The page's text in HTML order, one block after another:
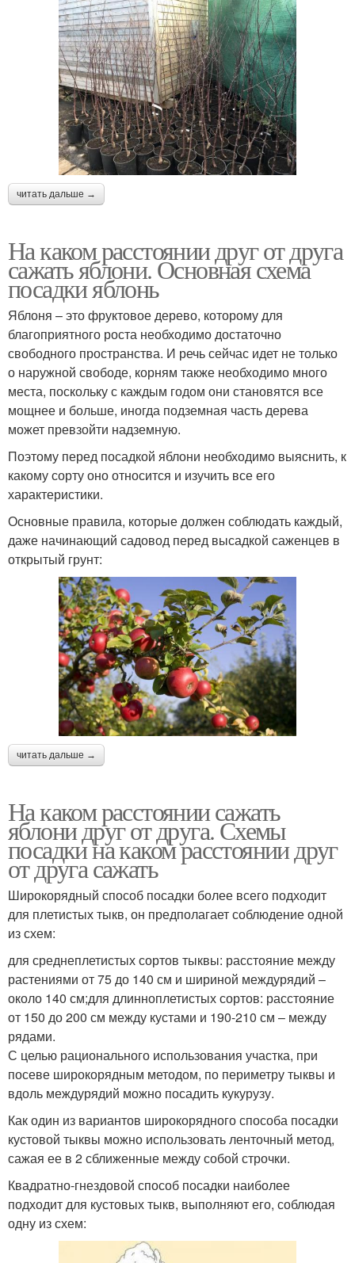
читать дальше →
На каком расстоянии друг от друга
сажать яблони. Основная схема
посадки яблонь
Яблоня – это фруктовое дерево, которому для
благоприятного роста необходимо достаточно
свободного пространства. И речь сейчас идет не только
о наружной свободе, корням также необходимо много
места, поскольку с каждым годом они становятся все
мощнее и больше, иногда подземная часть дерева
может превзойти надземную.
Поэтому перед посадкой яблони необходимо выяснить, к
какому сорту оно относится и изучить все его
характеристики.
Основные правила, которые должен соблюдать каждый,
даже начинающий садовод перед высадкой саженцев в
открытый грунт:
читать дальше →
На каком расстоянии сажать
яблони друг от друга. Схемы
посадки на каком расстоянии друг
от друга сажать
Широкорядный способ посадки более всего подходит
для плетистых тыкв, он предполагает соблюдение одной
из схем:
для среднеплетистых сортов тыквы: расстояние между
растениями от 75 до 140 см и шириной междурядий –
около 140 см;для длинноплетистых сортов: расстояние
от 150 до 200 см между кустами и 190-210 см – между
рядами.
С целью рационального использования участка, при
посеве широкорядным методом, по периметру тыквы и
вдоль междурядий можно посадить кукурузу.
Как один из вариантов широкорядного способа посадки
кустовой тыквы можно использовать ленточный метод,
сажая ее в 2 сближенные между собой строчки.
Квадратно-гнездовой способ посадки наиболее
подходит для кустовых тыкв, выполняют его, соблюдая
одну из схем: